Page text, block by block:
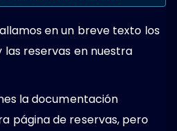
en un breve texto los
las reservas en nuestra
la documentación
página de reservas, pero